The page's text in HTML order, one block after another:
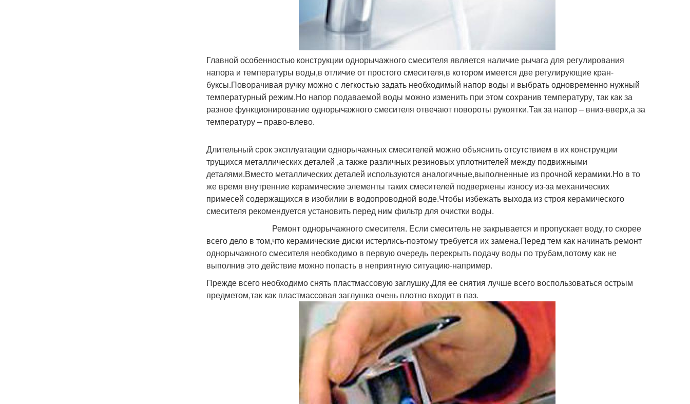
Главной особенностью конструкции однорычажного смесителя является наличие рычага для регулирования
напора и температуры воды,в отличие от простого смесителя,в котором имеется две регулирующие кран-
буксы.Поворачивая ручку можно с легкостью задать необходимый напор воды и выбрать одновременно нужный
температурный режим.Но напор подаваемой воды можно изменить при этом сохранив температуру, так как за
разное функционирование однорычажного смесителя отвечают повороты рукоятки.Так за напор – вниз-вверх,а за
температуру – право-влево.
Длительный срок эксплуатации однорычажных смесителей можно объяснить отсутствием в их конструкции
трущихся металлических деталей ,а также различных резиновых уплотнителей между подвижными
деталями.Вместо металлических деталей используются аналогичные,выполненные из прочной керамики.Но в то
же время внутренние керамические элементы таких смесителей подвержены износу из-за механических
примесей содержащихся в изобилии в водопроводной воде.Чтобы избежать выхода из строя керамического
смесителя рекомендуется установить перед ним фильтр для очистки воды.
Ремонт однорычажного смесителя. Если смеситель не закрывается и пропускает воду,то скорее
всего дело в том,что керамические диски истерлись-поэтому требуется их замена.Перед тем как начинать ремонт
однорычажного смесителя необходимо в первую очередь перекрыть подачу воды по трубам,потому как не
выполнив это действие можно попасть в неприятную ситуацию-например.
Прежде всего необходимо снять пластмассовую заглушку.Для ее снятия лучше всего воспользоваться острым
предметом,так как пластмассовая заглушка очень плотно входит в паз.